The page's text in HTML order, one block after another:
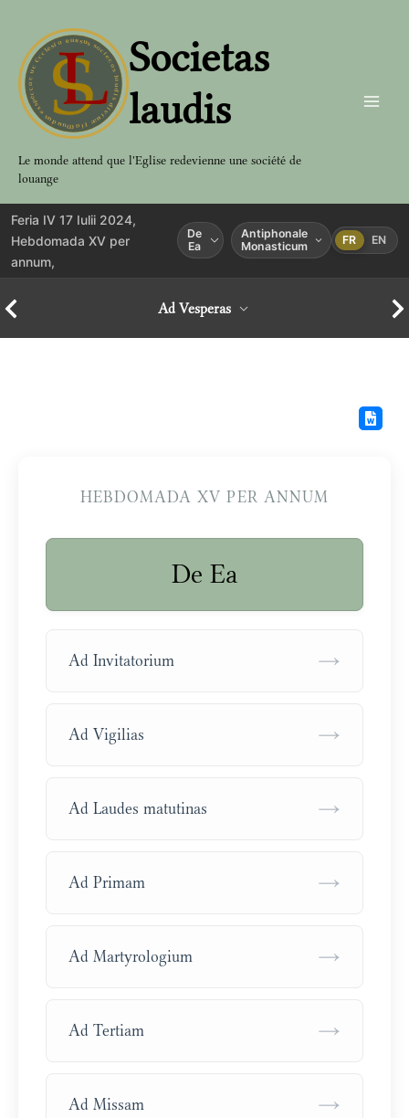
contenu
Societas
laudis
Le monde attend que l'Eglise redevienne une société de
louange
Feria IV 17 Iulii 2024,
Hebdomada XV per
annum,
De
Ea
Antiphonale
Monasticum
FR EN
Ad Vesperas
HEBDOMADA XV PER ANNUM
De Ea
Ad Invitatorium →
Ad Vigilias →
Ad Laudes matutinas →
Ad Primam →
Ad Martyrologium →
Ad Tertiam →
Ad Missam →